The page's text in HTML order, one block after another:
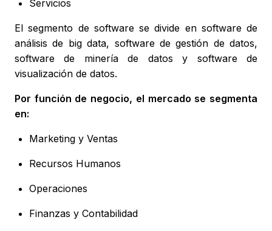
Servicios
El segmento de software se divide en software de
análisis de big data, software de gestión de datos,
software de minería de datos y software de
visualización de datos.
Por función de negocio, el mercado se segmenta
en:
Marketing y Ventas
Recursos Humanos
Operaciones
Finanzas y Contabilidad